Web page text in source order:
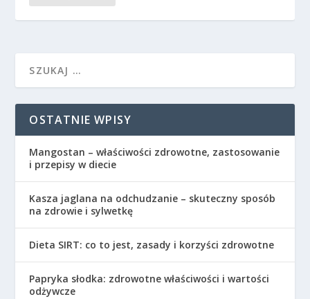
OSTATNIE WPISY
Mangostan – właściwości zdrowotne, zastosowanie
i przepisy w diecie
Kasza jaglana na odchudzanie – skuteczny sposób
na zdrowie i sylwetkę
Dieta SIRT: co to jest, zasady i korzyści zdrowotne
Papryka słodka: zdrowotne właściwości i wartości
odżywcze